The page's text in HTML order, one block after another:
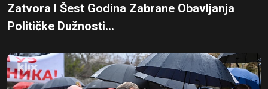
Zatvora I Šest Godina Zabrane Obavljanja
Političke Dužnosti...